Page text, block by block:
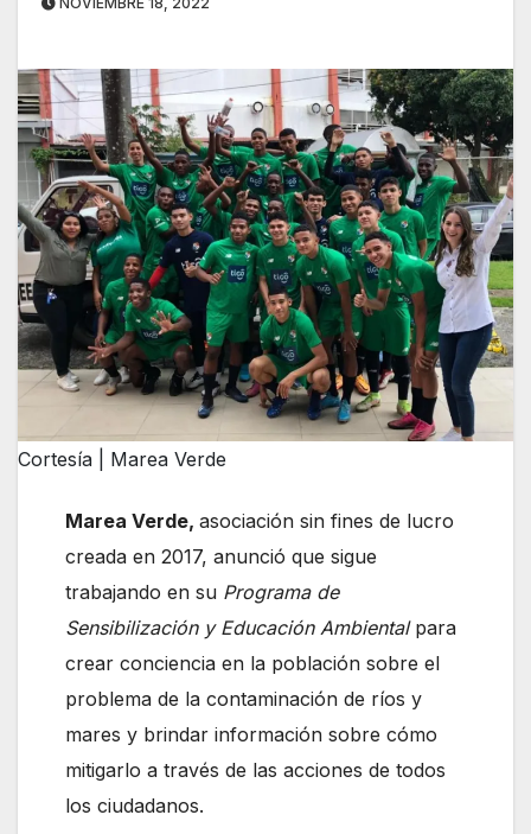
Cortesía | Marea Verde
Marea Verde, asociación sin fines de lucro
creada en 2017, anunció que sigue
trabajando en su Programa de
Sensibilización y Educación Ambiental para
crear conciencia en la población sobre el
problema de la contaminación de ríos y
mares y brindar información sobre cómo
mitigarlo a través de las acciones de todos
los ciudadanos.